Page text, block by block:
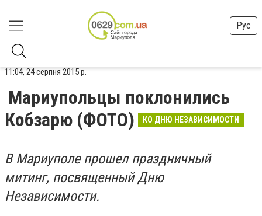
Рус
11:04, 24 серпня 2015 р.
Мариупольцы поклонились
Кобзарю (ФОТО)
КО ДНЮ НЕЗАВИСИМОСТИ
В Мариуполе прошел праздничный
митинг, посвященный Дню
Независимости.